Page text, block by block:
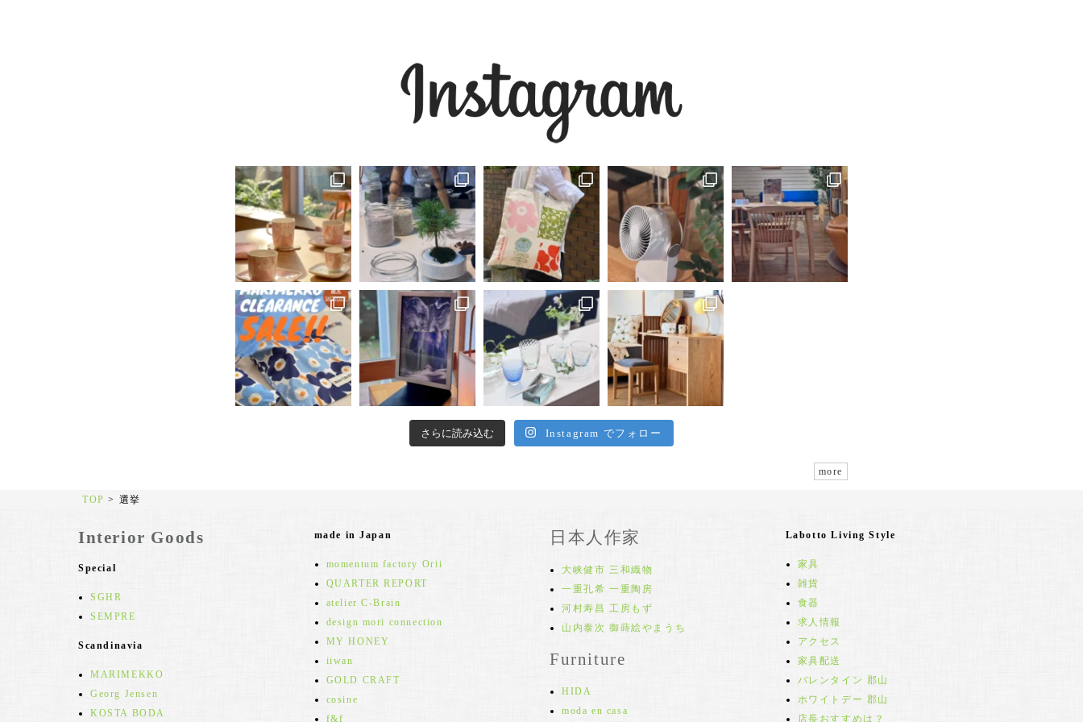
さらに読み込む Instagram でフォロー
more
TOP > 選挙
Interior Goods
Special
SGHR
SEMPRE
Scandinavia
MARIMEKKO
Georg Jensen
KOSTA BODA
made in Japan
momentum factory Orii
QUARTER REPORT
atelier C-Brain
design mori connection
MY HONEY
iiwan
GOLD CRAFT
cosine
f&f
日本人作家
大峡健市 三和織物
一重孔希 一重陶房
河村寿昌 工房もず
山内泰次 御蒔絵やまうち
Furniture
HIDA
moda en casa
Labotto Living Style
家具
雑貨
食器
求人情報
アクセス
家具配送
バレンタイン 郡山
ホワイトデー 郡山
店長おすすめは？